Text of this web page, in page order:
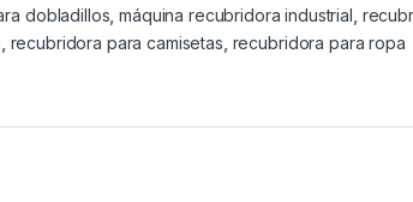
dobladillos ,máquina recubridora industrial
recubridora para camisetas recubridora para ropa